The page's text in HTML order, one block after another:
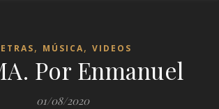
, MÚSICA, VIDEOS
Por Enmanuel
01/08/2020